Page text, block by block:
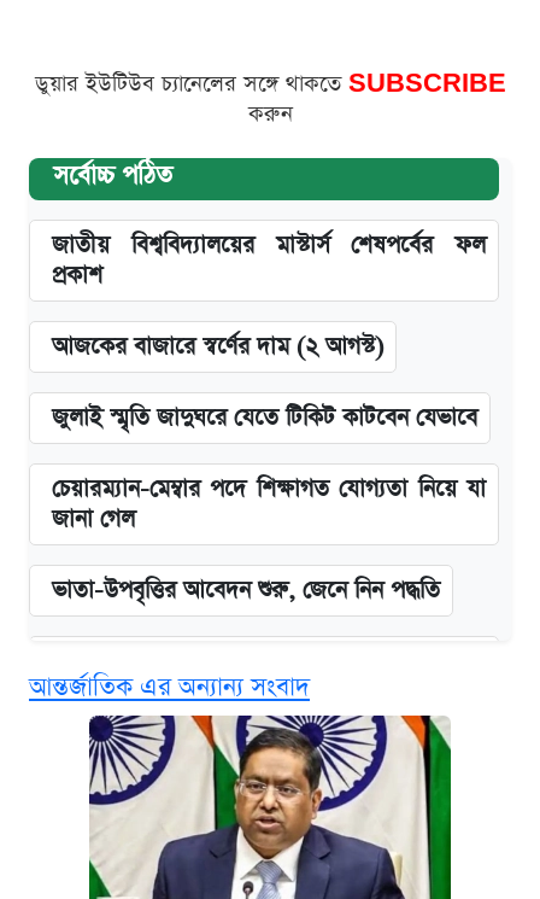
ডুয়ার ইউটিউব চ্যানেলের সঙ্গে থাকতে SUBSCRIBE
করুন
সর্বোচ্চ পঠিত
জাতীয় বিশ্ববিদ্যালয়ের মাস্টার্স শেষপর্বের ফল
প্রকাশ
আজকের বাজারে স্বর্ণের দাম (২ আগস্ট)
জুলাই স্মৃতি জাদুঘরে যেতে টিকিট কাটবেন যেভাবে
চেয়ারম্যান-মেম্বার পদে শিক্ষাগত যোগ্যতা নিয়ে যা
জানা গেল
ভাতা-উপবৃত্তির আবেদন শুরু, জেনে নিন পদ্ধতি
খান
কবে শুরু হচ্ছে ঢাবির ভর্তি আবেদন, জানাল কর্তৃপক্ষ
এক ক্লিকে জেনে নিন আইফোন ১৮ প্রো ম্যাক্সের
দাম ও ফিচার
আন্তর্জাতিক এর অন্যান্য সংবাদ